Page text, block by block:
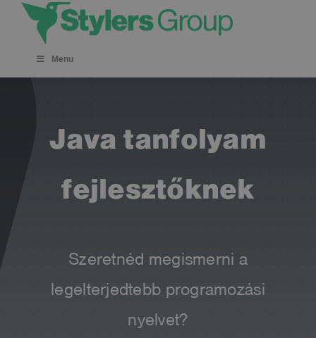
Skip
content
Menu
Java tanfolyam
fejlesztőknek
Szeretnéd megismerni a
legelterjedtebb programozási
nyelvet?